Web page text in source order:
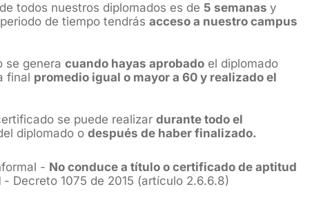
todos nuestros diplomados es de 5 semanas y
de tiempo tendrás acceso a nuestro campus
se genera cuando hayas aprobado el diplomado
final promedio igual o mayor a 60 y realizado el
se puede realizar durante todo el
diplomado o después de haber finalizado.
- No conduce a título o certificado de aptitud
- Decreto 1075 de 2015 (artículo 2.6.6.8)